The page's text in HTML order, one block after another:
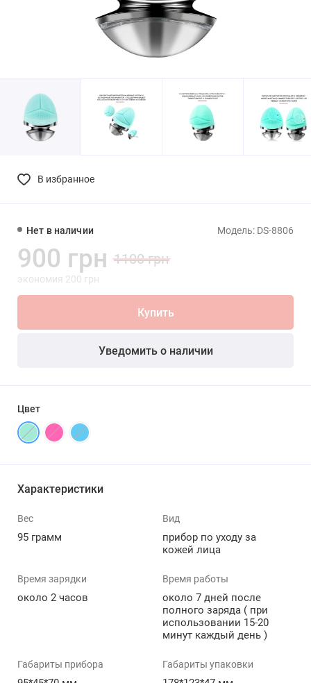
В избранное
Нет в наличии Модель: DS-8806
900 грн 1100 грн
экономия 200 грн
Купить
Уведомить о наличии
Цвет
Характеристики
Вес
95 грамм
Вид
прибор по уходу за
кожей лица
Время зарядки
около 2 часов
Время работы
около 7 дней после
полного заряда ( при
использовании 15-20
минут каждый день )
Габариты прибора Габариты упаковки